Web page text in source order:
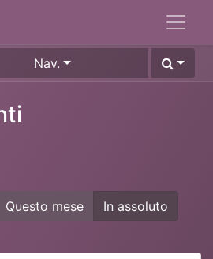
Nav.
Questo mese In assoluto